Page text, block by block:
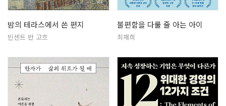
밤의 테라스에서 쓴 편지
빈센트 반 고흐
불편함을 다룰 줄 아는 아이
최재희